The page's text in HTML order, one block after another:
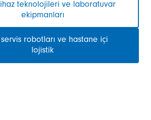
teknolojileri ve laboratuvar
ekipmanları
robotları ve hastane içi
lojistik